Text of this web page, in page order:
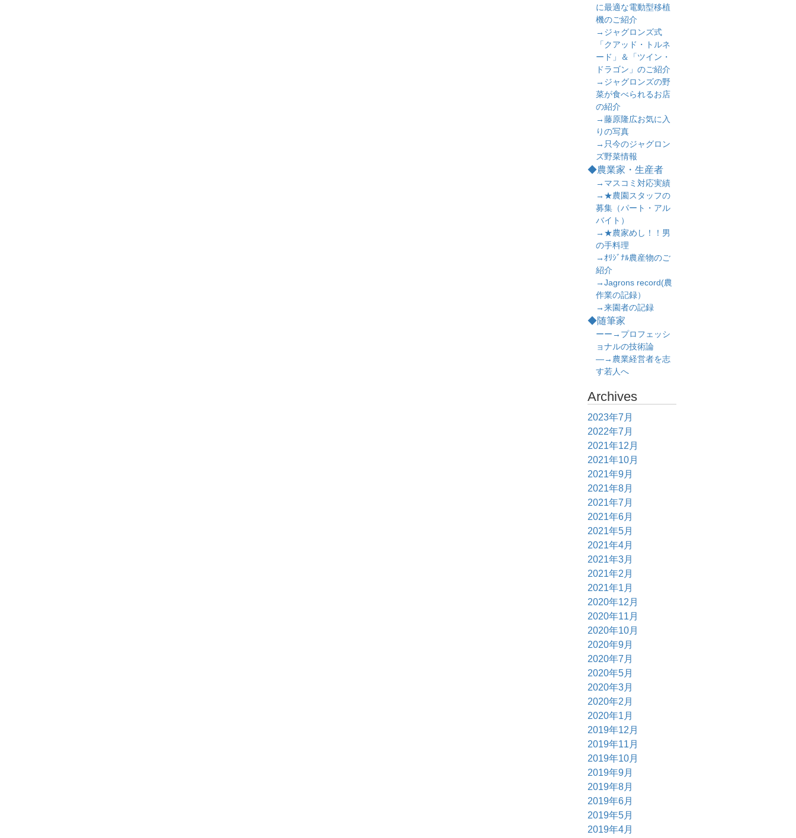
に最適な電動型移植
機のご紹介
→ジャグロンズ式
「クアッド・トルネ
ード」＆「ツイン・
ドラゴン」のご紹介
→ジャグロンズの野
菜が食べられるお店
の紹介
→藤原隆広お気に入
りの写真
→只今のジャグロン
ズ野菜情報
◆農業家・生産者
→マスコミ対応実績
→★農園スタッフの
募集（パート・アル
バイト）
→★農家めし！！男
の手料理
→ｵﾘｼﾞﾅﾙ農産物のご
紹介
→Jagrons record(農
作業の記録）
→来園者の記録
◆随筆家
ーー→プロフェッシ
ョナルの技術論
―→農業経営者を志
す若人へ
Archives
2023年7月
2022年7月
2021年12月
2021年10月
2021年9月
2021年8月
2021年7月
2021年6月
2021年5月
2021年4月
2021年3月
2021年2月
2021年1月
2020年12月
2020年11月
2020年10月
2020年9月
2020年7月
2020年5月
2020年3月
2020年2月
2020年1月
2019年12月
2019年11月
2019年10月
2019年9月
2019年8月
2019年6月
2019年5月
2019年4月